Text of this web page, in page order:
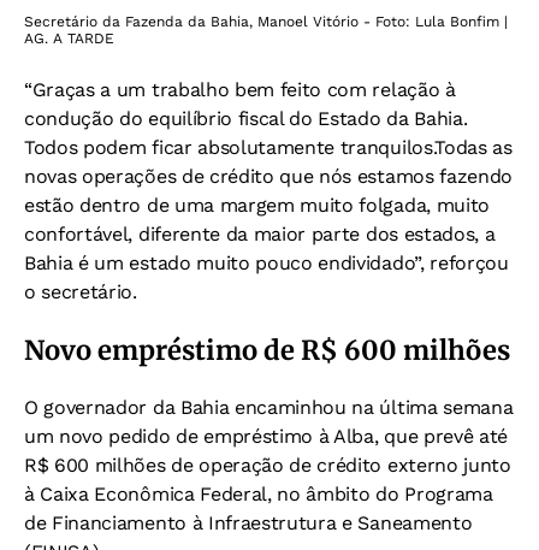
Secretário da Fazenda da Bahia, Manoel Vitório - Foto: Lula Bonfim |
AG. A TARDE
“Graças a um trabalho bem feito com relação à
condução do equilíbrio fiscal do Estado da Bahia.
Todos podem ficar absolutamente tranquilos.Todas as
novas operações de crédito que nós estamos fazendo
estão dentro de uma margem muito folgada, muito
confortável, diferente da maior parte dos estados, a
Bahia é um estado muito pouco endividado”, reforçou
o secretário.
Novo empréstimo de R$ 600 milhões
O governador da Bahia encaminhou na última semana
um novo pedido de empréstimo à Alba, que prevê até
R$ 600 milhões de operação de crédito externo junto
à Caixa Econômica Federal, no âmbito do Programa
de Financiamento à Infraestrutura e Saneamento